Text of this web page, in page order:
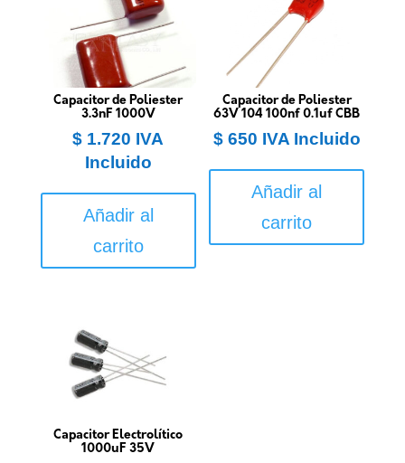
Capacitor de Poliester
3.3nF 1000V
$ 1.720 IVA
Incluido
Añadir al
carrito
Capacitor de Poliester
63V 104 100nf 0.1uf CBB
$650 IVA Incluido
Añadir al
carrito
Capacitor Electrolítico
1000uF 35V